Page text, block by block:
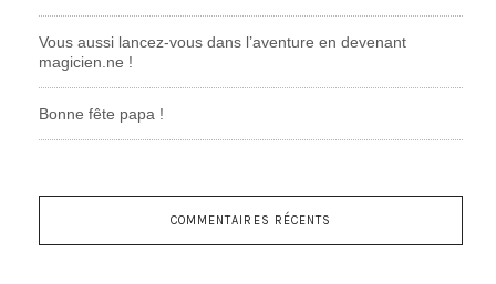
Vous aussi lancez-vous dans l’aventure en devenant
magicien.ne !
Bonne fête papa !
COMMENTAIRES RÉCENTS